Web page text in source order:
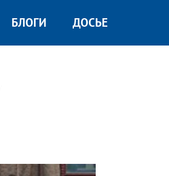
БЛОГИ ДОСЬЕ